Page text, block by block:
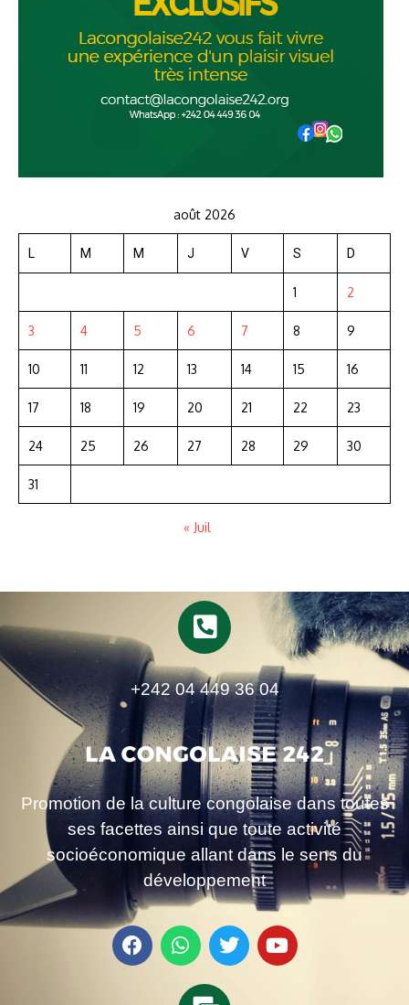
août 2026
L M M J V S D
1 2
3 4 5 6 7 8 9
10 11 12 13 14 15 16
17 18 19 20 21 22 23
24 25 26 27 28 29 30
31
« Juil
+242 04 449 36 04
Promotion de la culture congolaise dans toutes
ses facettes ainsi que toute activité
socioéconomique allant dans le sens du
développement